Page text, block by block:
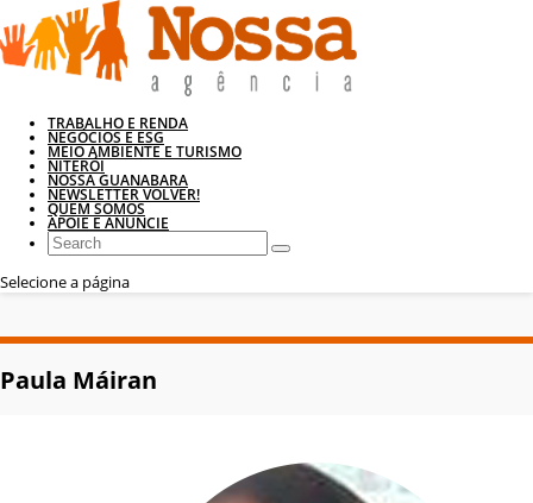
TRABALHO E RENDA
NEGÓCIOS E ESG
MEIO AMBIENTE E TURISMO
NITERÓI
NOSSA GUANABARA
NEWSLETTER VOLVER!
QUEM SOMOS
APOIE E ANUNCIE
Selecione a página
Paula Máiran